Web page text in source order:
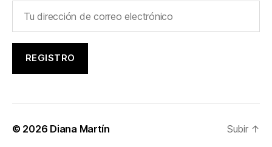
© 2026 Diana Martín Subir ↑